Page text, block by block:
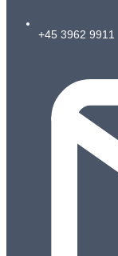
+45 3962 9911